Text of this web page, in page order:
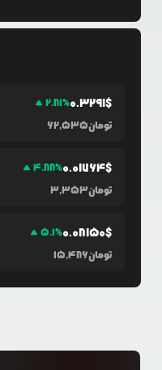
2.81%0.3291$
62,535تومان
4.88%0.01764$
3,353تومان
5.1%0.08150$
15,486تومان